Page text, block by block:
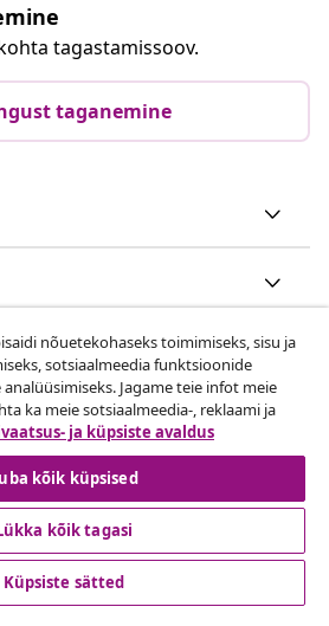
tagastamissoov.
taganemine
on vidaXL Marketplace
nõuetekohaseks toimimiseks, sisu ja
sotsiaalmeedia funktsioonide
Jagame teie infot meie
ka meie sotsiaalmeedia-, reklaami ja
ja küpsiste avaldus
kõik küpsised
kõik tagasi
Küpsiste sätted